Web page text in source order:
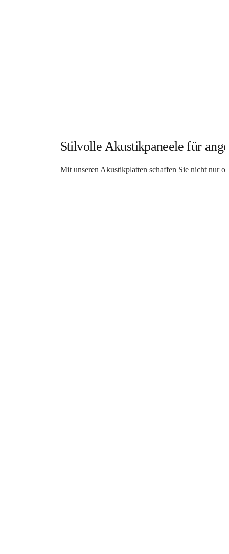
Stilvolle Akustikpaneele für
Mit unseren Akustikplatten schaffen Sie nicht nur